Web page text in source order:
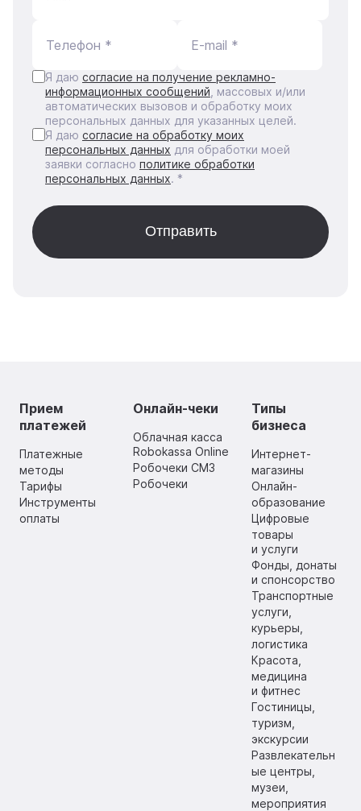
Телефон * E-mail *
Я даю согласие на получение рекламно-
информационных сообщений , массовых и/или
автоматических вызовов и обработку моих
персональных данных для указанных целей.
Я даю согласие на обработку моих
персональных данных для обработки моей
заявки согласно политике обработки
персональных данных. *
Прием
платежей
Платежные
методы
Тарифы
Инструменты
оплаты
Онлайн-чеки
Облачная касса
Robokassa Online
Робочеки СМЗ
Робочеки
Типы
бизнеса
Интернет-
магазины
Онлайн-
образование
Цифровые
товары
и услуги
Фонды, донаты
и спонсорство
Транспортные
услуги,
курьеры,
логистика
Красота,
медицина
и фитнес
Гостиницы,
туризм,
экскурсии
Развлекательн
ые центры,
музеи,
мероприятия